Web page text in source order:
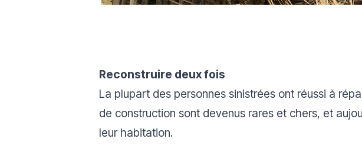
Reconstruire deux fois
La plupart des personnes sinistrées ont réussi à
de construction sont devenus rares et chers, et
leur habitation.